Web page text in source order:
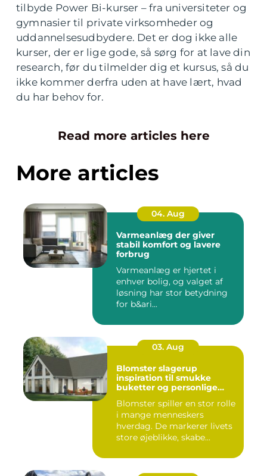
tilbyde Power Bi-kurser – fra universiteter og
gymnasier til private virksomheder og
uddannelsesudbydere. Det er dog ikke alle
kurser, der er lige gode, så sørg for at lave din
research, før du tilmelder dig et kursus, så du
ikke kommer derfra uden at have lært, hvad
du har behov for.
Read more articles here
More articles
04. Aug
Varmeanlæg der giver
stabil komfort og lavere
forbrug
Varmeanlæg er hjertet i
enhver bolig, og valget af
løsning har stor betydning
for b&ari...
03. Aug
Blomster slagerup
inspiration til smukke
buketter og personlige
Blomster spiller en stor rolle
i mange menneskers
hverdag. De markerer livets
store øjeblikke, skabe...